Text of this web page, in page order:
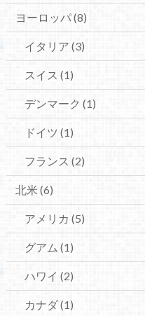
ヨーロッパ(8)
イタリア (3)
スイス (1)
デンマーク (1)
ドイツ (1)
フランス (2)
北米(6)
アメリカ (5)
グアム (1)
ハワイ (2)
カナダ(1)